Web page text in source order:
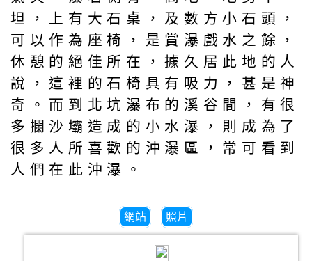
坦，上有大石桌，及數方小石頭，
可以作為座椅，是賞瀑戲水之餘，
休憩的絕佳所在，據久居此地的人
說，這裡的石椅具有吸力，甚是神
奇。而到北坑瀑布的溪谷間，有很
多攔沙壩造成的小水瀑，則成為了
很多人所喜歡的沖瀑區，常可看到
人們在此沖瀑。
網站 照片